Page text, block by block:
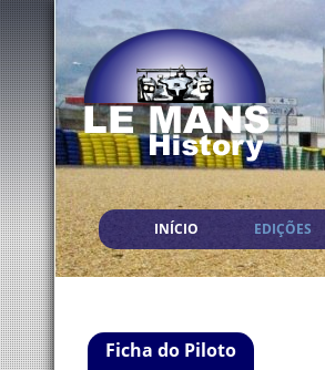
INÍCIO EDIÇÕES
Ficha do Piloto